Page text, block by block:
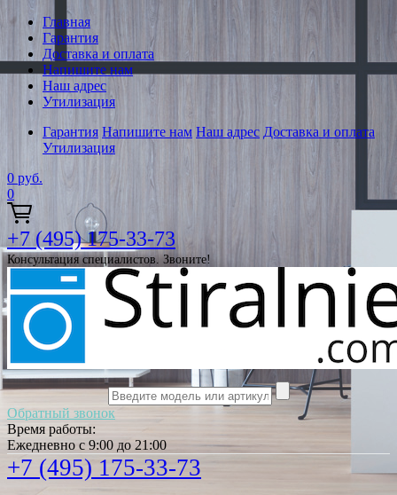
Главная
Гарантия
Доставка и оплата
Напишите нам
Наш адрес
Утилизация
Гарантия Напишите нам Наш адрес Доставка и оплата
Утилизация
0 руб.
0
+7 (495) 175-33-73
Консультация специалистов. Звоните!
Обратный звонок
Время работы:
Ежедневно с 9:00 до 21:00
+7 (495) 175-33-73